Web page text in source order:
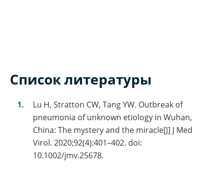
Список литературы
Lu H, Stratton CW, Tang YW. Outbreak of
pneumonia of unknown etiology in Wuhan,
China: The mystery and the miracle[J] J Med
Virol. 2020;92(4):401–402. doi:
10.1002/jmv.25678.